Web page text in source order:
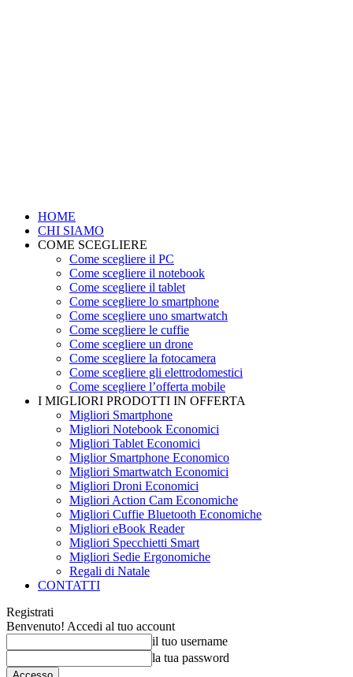
HOME
CHI SIAMO
COME SCEGLIERE
Come scegliere il PC
Come scegliere il notebook
Come scegliere il tablet
Come scegliere lo smartphone
Come scegliere uno smartwatch
Come scegliere le cuffie
Come scegliere un drone
Come scegliere la fotocamera
Come scegliere gli elettrodomestici
Come scegliere l’offerta mobile
I MIGLIORI PRODOTTI IN OFFERTA
Migliori Smartphone
Migliori Notebook Economici
Migliori Tablet Economici
Miglior Smartphone Economico
Migliori Smartwatch Economici
Migliori Droni Economici
Migliori Action Cam Economiche
Migliori Cuffie Bluetooth Economiche
Migliori eBook Reader
Migliori Specchietti Smart
Migliori Sedie Ergonomiche
Regali di Natale
CONTATTI
Registrati
Benvenuto! Accedi al tuo account
il tuo username
la tua password